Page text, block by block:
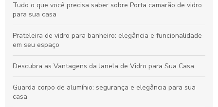
Tudo o que você precisa saber sobre Porta camarão de vidro
para sua casa
Prateleira de vidro para banheiro: elegância e funcionalidade
em seu espaço
Descubra as Vantagens da Janela de Vidro para Sua Casa
Guarda corpo de alumínio: segurança e elegância para sua
casa